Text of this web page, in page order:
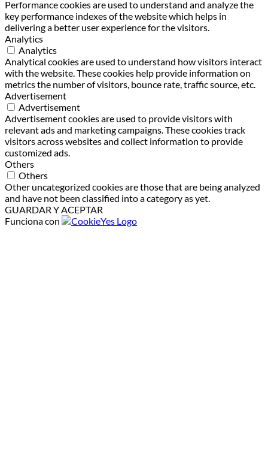
Performance cookies are used to understand and analyze the
key performance indexes of the website which helps in
delivering a better user experience for the visitors.
Analytics
Analytics
Analytical cookies are used to understand how visitors interact
with the website. These cookies help provide information on
metrics the number of visitors, bounce rate, traffic source, etc.
Advertisement
Advertisement
Advertisement cookies are used to provide visitors with
relevant ads and marketing campaigns. These cookies track
visitors across websites and collect information to provide
customized ads.
Others
Others
Other uncategorized cookies are those that are being analyzed
and have not been classified into a category as yet.
GUARDAR Y ACEPTAR
Funciona con